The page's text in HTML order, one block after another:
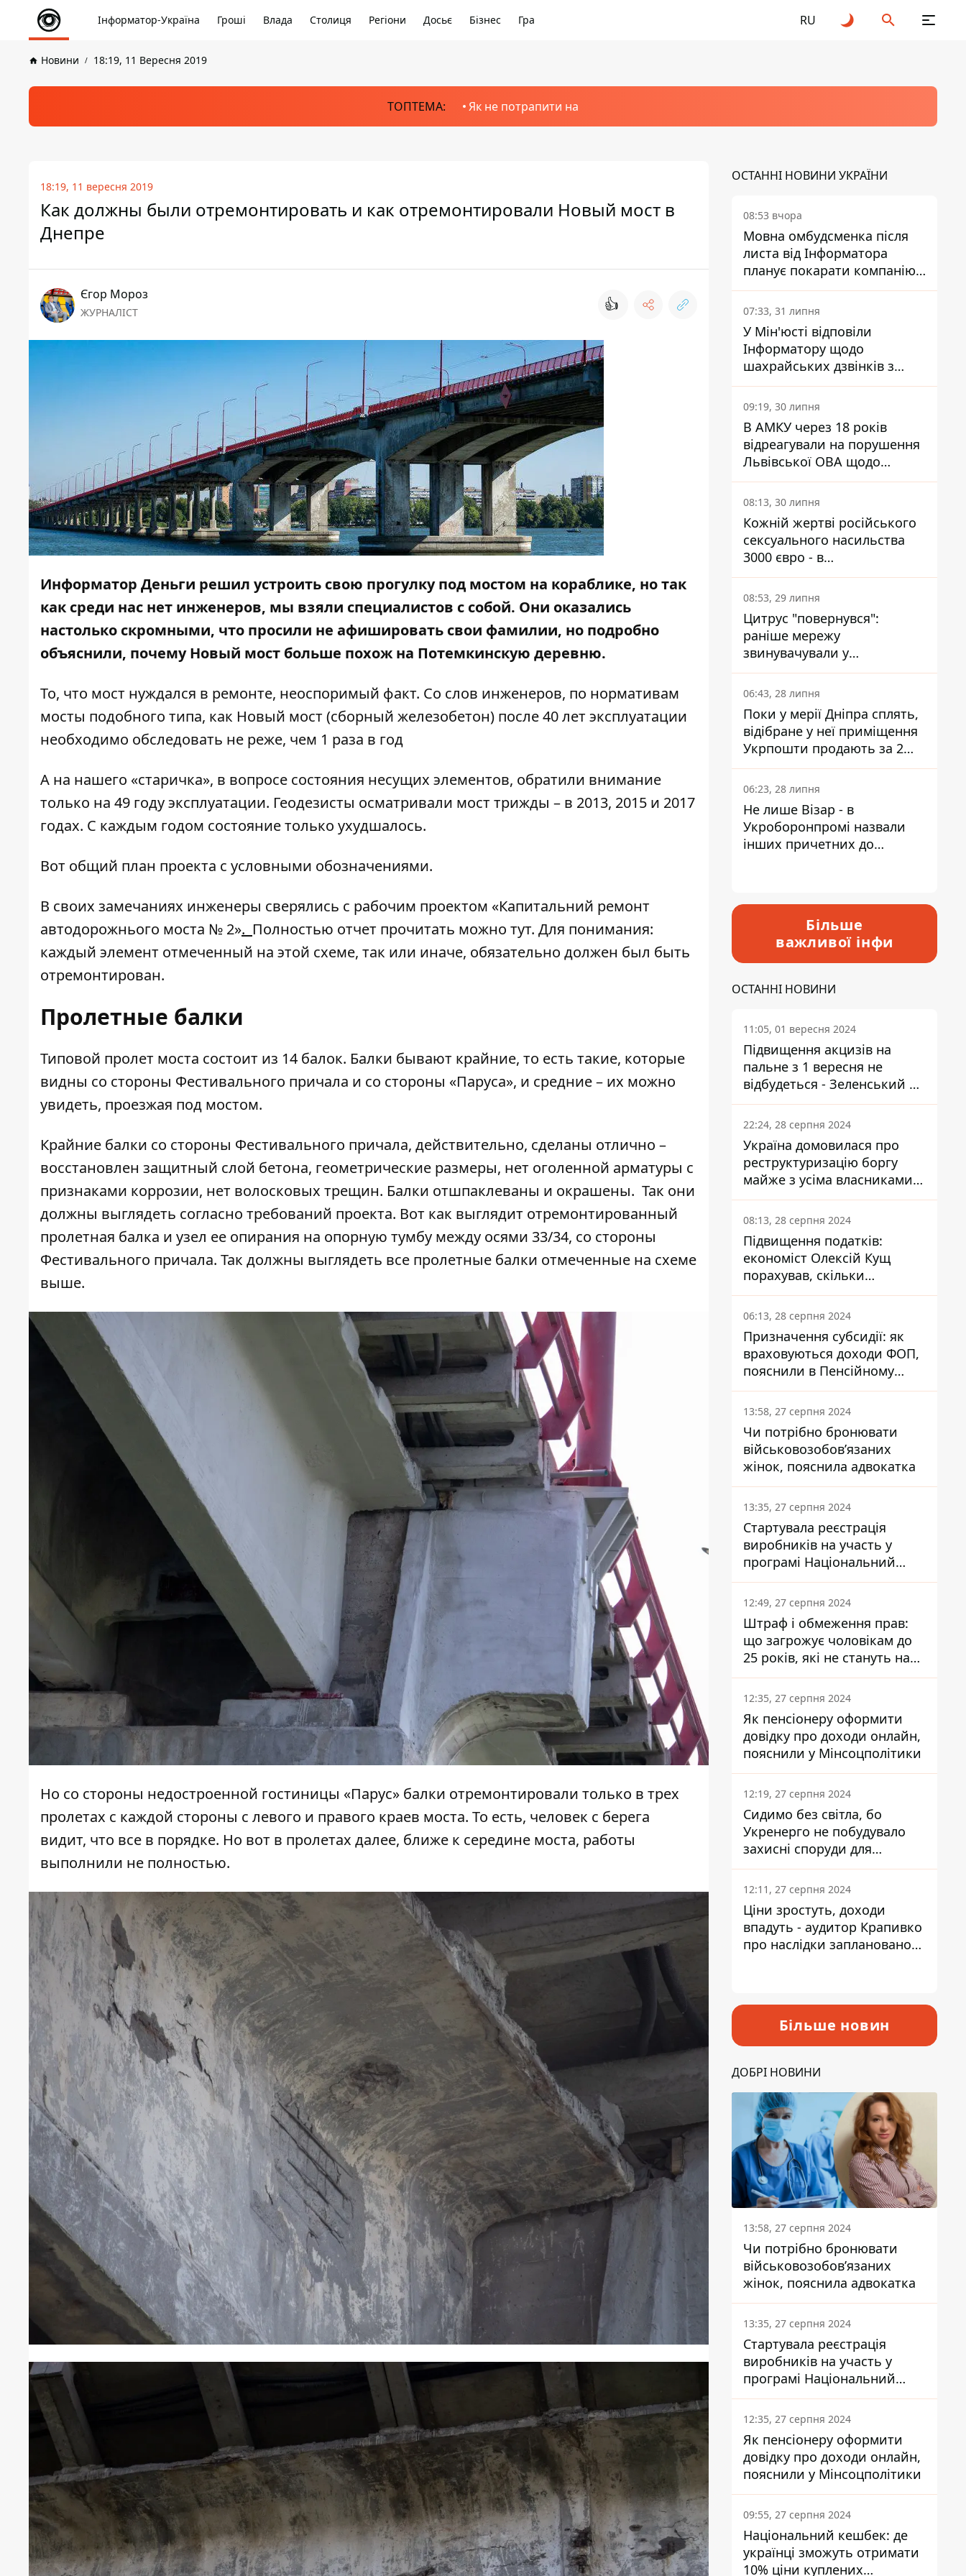
Інформатор-Україна Гроші Влада Столиця Регіони Досьє Бізнес Гра RU
Новини 18:19, 11 Вересня 2019
ТОПТЕМА: Як не потрапити на
18:19, 11 вересня 2019
Как должны были отремонтировать и как отремонтировали Новый мост в
Днепре
Єгор Мороз
ЖУРНАЛІСТ 👍
Информатор Деньги решил устроить свою прогулку под мостом на кораблике, но так
как среди нас нет инженеров, мы взяли специалистов с собой. Они оказались
настолько скромными, что просили не афишировать свои фамилии, но подробно
объяснили, почему Новый мост больше похож на Потемкинскую деревню.
То, что мост нуждался в ремонте, неоспоримый факт. Со слов инженеров, по нормативам
мосты подобного типа, как Новый мост (сборный железобетон) после 40 лет эксплуатации
необходимо обследовать не реже, чем 1 раза в год
А на нашего «старичка», в вопросе состояния несущих элементов, обратили внимание
только на 49 году эксплуатации. Геодезисты осматривали мост трижды – в 2013, 2015 и 2017
годах. С каждым годом состояние только ухудшалось.
Вот общий план проекта с условными обозначениями.
В своих замечаниях инженеры сверялись с рабочим проектом «Капитальний ремонт
автодорожнього моста № 2». Полностью отчет прочитать можно тут. Для понимания:
каждый элемент отмеченный на этой схеме, так или иначе, обязательно должен был быть
отремонтирован.
Пролетные балки
Типовой пролет моста состоит из 14 балок. Балки бывают крайние, то есть такие, которые
видны со стороны Фестивального причала и со стороны «Паруса», и средние – их можно
увидеть, проезжая под мостом.
Крайние балки со стороны Фестивального причала, действительно, сделаны отлично –
восстановлен защитный слой бетона, геометрические размеры, нет оголенной арматуры с
признаками коррозии, нет волосковых трещин. Балки отшпаклеваны и окрашены. Так они
должны выглядеть согласно требований проекта. Вот как выглядит отремонтированный
пролетная балка и узел ее опирания на опорную тумбу между осями 33/34, со стороны
Фестивального причала. Так должны выглядеть все пролетные балки отмеченные на схеме
выше.
Но со стороны недостроенной гостиницы «Парус» балки отремонтировали только в трех
пролетах с каждой стороны с левого и правого краев моста. То есть, человек с берега
видит, что все в порядке. Но вот в пролетах далее, ближе к середине моста, работы
выполнили не полностью.
ОСТАННІ НОВИНИ УКРАЇНИ
08:53 вчора
Мовна омбудсменка після
листа від Інформатора
планує покарати компанію-
підрядника ПриватБанку
07:33, 31 липня
У Мін'юсті відповіли
Інформатору щодо
шахрайських дзвінків з
камери Сумського СІЗО так,
що ніхто нічого не зрозумів
09:19, 30 липня
В АМКУ через 18 років
відреагували на порушення
Львівської ОВА щодо
харчування у закладах
освіти
08:13, 30 липня
Кожній жертві російського
сексуального насильства
3000 євро - в
Мінсоцполітики пояснили
Інформатору, звідки на це
гроші
08:53, 29 липня
Цитрус "повернувся":
раніше мережу
звинувачували у
контрабанді техніки та
ухиленні від сплати
податків
06:43, 28 липня
Поки у мерії Дніпра сплять,
відібране у неї приміщення
Укрпошти продають за 2
мільйони
06:23, 28 липня
Не лише Візар - в
Укроборонпромі назвали
інших причетних до
Більше
важливої інфи
ОСТАННІ НОВИНИ
11:05, 01 вересня 2024
Підвищення акцизів на
пальне з 1 вересня не
відбудеться - Зеленський не
підписав закон
22:24, 28 серпня 2024
Україна домовилася про
реструктуризацію боргу
майже з усіма власниками
єврооблігацій: що це
означає для країни
08:13, 28 серпня 2024
Підвищення податків:
економіст Олексій Кущ
порахував, скільки
заплатить кожен українець
06:13, 28 серпня 2024
Призначення субсидії: як
враховуються доходи ФОП,
пояснили в Пенсійному
фонді
13:58, 27 серпня 2024
Чи потрібно бронювати
військовозобов’язаних
жінок, пояснила адвокатка
13:35, 27 серпня 2024
Стартувала реєстрація
виробників на участь у
програмі Національний
кешбек: як це зробити
через портал Дія
12:49, 27 серпня 2024
Штраф і обмеження прав:
що загрожує чоловікам до
25 років, які не стануть на
військовий облік
12:35, 27 серпня 2024
Як пенсіонеру оформити
довідку про доходи онлайн,
пояснили у Мінсоцполітики
12:19, 27 серпня 2024
Сидимо без світла, бо
Укренерго не побудувало
захисні споруди для
енергетики - нардеп
Кучеренко
12:11, 27 серпня 2024
Ціни зростуть, доходи
впадуть - аудитор Крапивко
про наслідки запланованого
Більше новин
ДОБРІ НОВИНИ
13:58, 27 серпня 2024
Чи потрібно бронювати
військовозобов’язаних
жінок, пояснила адвокатка
13:35, 27 серпня 2024
Стартувала реєстрація
виробників на участь у
програмі Національний
кешбек: як це зробити
через портал Дія
12:35, 27 серпня 2024
Як пенсіонеру оформити
довідку про доходи онлайн,
пояснили у Мінсоцполітики
09:55, 27 серпня 2024
Національний кешбек: де
українці зможуть отримати
10% ціни куплених